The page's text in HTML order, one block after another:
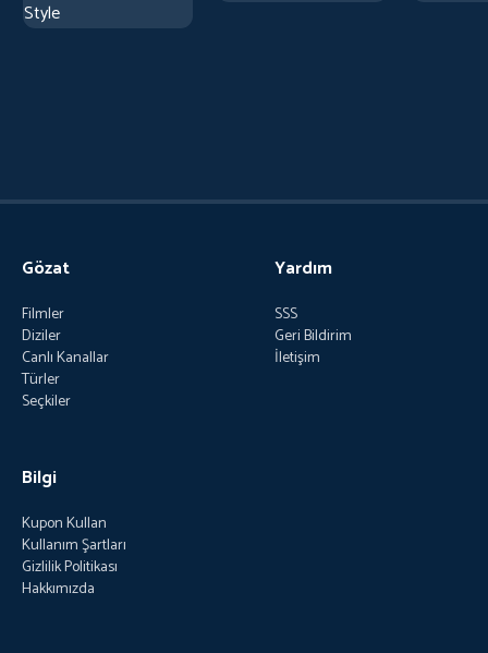
Gözat
Filmler
Diziler
Canlı Kanallar
Türler
Seçkiler
Yardım
SSS
Geri Bildirim
İletişim
Bilgi
Kupon Kullan
Kullanım Şartları
Gizlilik Politikası
Hakkımızda